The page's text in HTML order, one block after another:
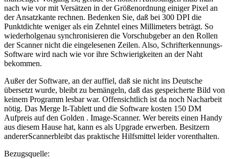
nach wie vor mit Versätzen in der Größenordnung einiger Pixel an
der Ansatzkante rechnen. Bedenken Sie, daß bei 300 DPI die
Punktdichte weniger als ein Zehntel eines Millimeters beträgt. So
wiederholgenau synchronisieren die Vorschubgeber an den Rollen
der Scanner nicht die eingelesenen Zeilen. Also, Schrifterkennungs-
Software wird nach wie vor ihre Schwierigkeiten an der Naht
bekommen.
Außer der Software, an der auffiel, daß sie nicht ins Deutsche
übersetzt wurde, bleibt zu bemängeln, daß das gespeicherte Bild von
keinem Programm lesbar war. Offensichtlich ist da noch Nacharbeit
nötig. Das Merge It-Tablett und die Software kosten 150 DM
Aufpreis auf den Golden . Image-Scanner. Wer bereits einen Handy
aus diesem Hause hat, kann es als Upgrade erwerben. Besitzern
andererScannerbleibt das praktische Hilfsmittel leider vorenthalten.
Bezugsquelle: